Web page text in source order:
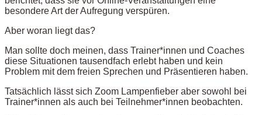
besondere Art der Aufregung verspüren.
Aber woran liegt das?
Man sollte doch meinen, dass Trainer*innen und Coaches
diese Situationen tausendfach erlebt haben und kein
Problem mit dem freien Sprechen und Präsentieren haben.
Tatsächlich lässt sich Zoom Lampenfieber aber sowohl bei
Trainer*innen als auch bei Teilnehmer*innen beobachten.